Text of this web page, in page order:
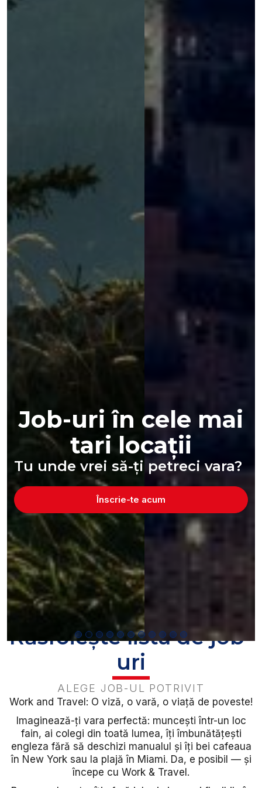
Job-uri în cele mai
tari locații
Tu unde vrei să-ți petreci vara?
Înscrie-te acum
Răsfoiește lista de job-
uri
ALEGE JOB-UL POTRIVIT
Work and Travel: O viză, o vară, o viață de poveste!
Imaginează-ți vara perfectă: muncești într-un loc
fain, ai colegi din toată lumea, îți îmbunătățești
engleza fără să deschizi manualul și îți bei cafeaua
în New York sau la plajă în Miami. Da, e posibil — și
începe cu Work & Travel.